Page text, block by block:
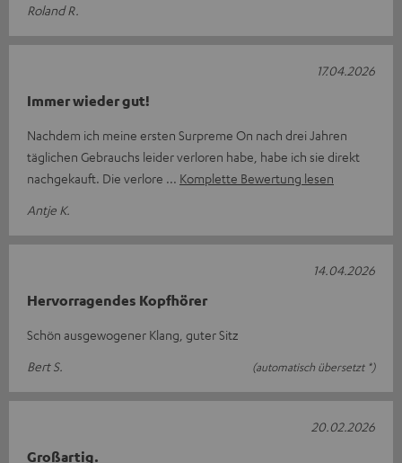
Roland R.
Immer wieder gut!
Nachdem ich meine ersten Surpreme On nach drei Jahren
täglichen Gebrauchs leider verloren habe, habe ich sie direkt
nachgekauft. Die verlore
Komplette Bewertung lesen
Antje K.
17.04.2026
Hervorragendes Kopfhörer
Schön ausgewogener Klang, guter Sitz
Bert S.
(automatisch übersetzt *)
14.04.2026
Großartig.
20.02.2026